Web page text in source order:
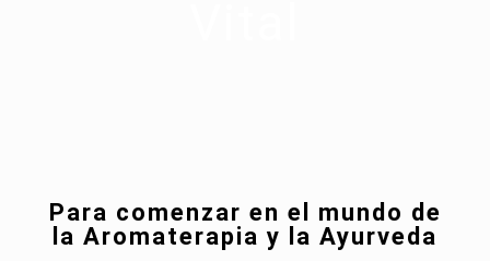
Para comenzar en el mundo de
la Aromaterapia y la Ayurveda